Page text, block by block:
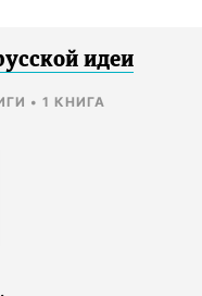
идеи
• 1 КНИГА